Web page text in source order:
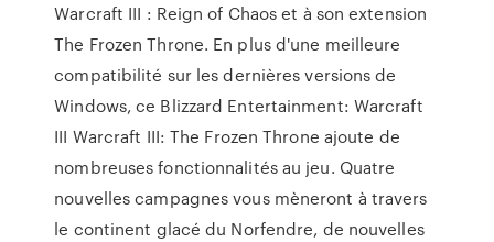
Warcraft III : Reign of Chaos et à son extension
The Frozen Throne. En plus d'une meilleure
compatibilité sur les dernières versions de
Windows, ce Blizzard Entertainment: Warcraft
III Warcraft III: The Frozen Throne ajoute de
nombreuses fonctionnalités au jeu. Quatre
nouvelles campagnes vous mèneront à travers
le continent glacé du Norfendre, de nouvelles